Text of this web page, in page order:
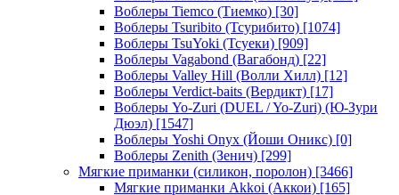
Воблеры Tiemco (Тиемко) [30]
Воблеры Tsuribito (Тсурибито) [1074]
Воблеры TsuYoki (Тсуеки) [909]
Воблеры Vagabond (Вагабонд) [22]
Воблеры Valley Hill (Волли Хилл) [12]
Воблеры Verdict-baits (Вердикт) [17]
Воблеры Yo-Zuri (DUEL / Yo-Zuri) (Ю-Зури
Дюэл) [1547]
Воблеры Yoshi Onyx (Йоши Оникс) [0]
Воблеры Zenith (Зенич) [299]
Мягкие приманки (силикон, поролон) [3466]
Мягкие приманки Akkoi (Аккои) [165]